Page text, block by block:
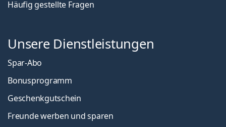
Häufig gestellte Fragen
Unsere Dienstleistungen
Spar-Abo
Bonusprogramm
Geschenkgutschein
Freunde werben und sparen